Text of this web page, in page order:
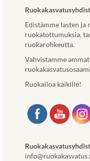
Edistämme lasten
ruokatottumuksia,
ruokarohkeutta.
Vahvistamme
Ruokailoa kaikille!